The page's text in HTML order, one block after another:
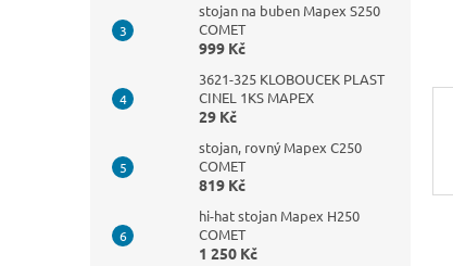
stojan na buben Mapex S250
COMET
999 Kč
3621-325 KLOBOUCEK PLAST
CINEL 1KS MAPEX
29 Kč
stojan, rovný Mapex C250
COMET
819 Kč
hi-hat stojan Mapex H250
COMET
1 250 Kč